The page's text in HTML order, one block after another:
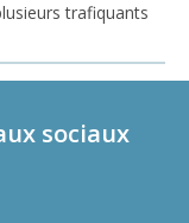
trafiquants
sociaux